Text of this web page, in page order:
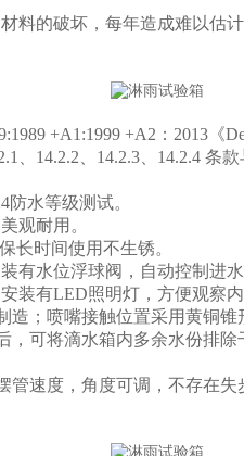
料的破坏，每年造成难以估
+A1:1999 +A2：2013《
14.2.2 14.2.3 14.2.4 条款
水等级测试。
观耐用。
长时间使用不生锈。
有水位浮球阀，自动控制进
装有LED照明灯，方便观察内
造；喷嘴接触位置采用黄铜锥
，可将滴水箱内多余水份排
管速度，角度可调，不存在